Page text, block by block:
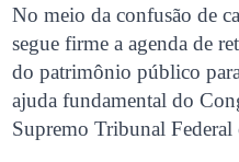
No meio da confusão de
segue firme a agenda de
do patrimônio público
ajuda fundamental do
Supremo Tribunal Federal